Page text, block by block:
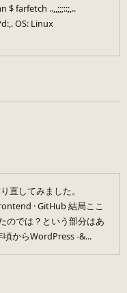
$ farfetch ..,,;;;::;,..
OS: Linux
直してみました。
· GitHub 結局ここ
のでは？という部分はあ
からWordPress -&...